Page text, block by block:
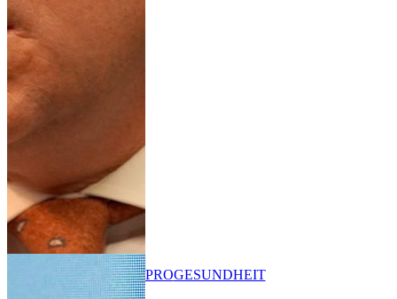
PROGESUNDHEIT